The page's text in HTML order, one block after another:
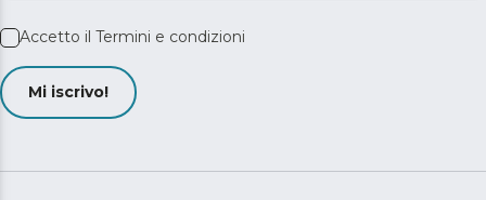
Accetto il Termini e condizioni
Mi iscrivo!